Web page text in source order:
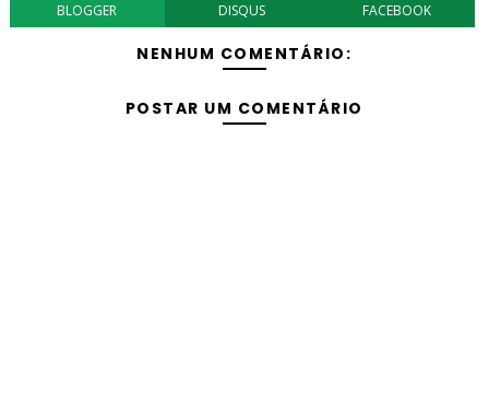
BLOGGER DISQUS FACEBOOK
NENHUM COMENTÁRIO:
POSTAR UM COMENTÁRIO